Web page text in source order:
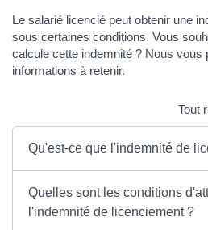
Le salarié licencié peut obtenir une
sous certaines conditions. Vous
calcule cette indemnité ? Nous vous
informations à retenir.
Tout
Qu'est-ce que l'indemnité de
Quelles sont les conditions
l'indemnité de licenciement ?